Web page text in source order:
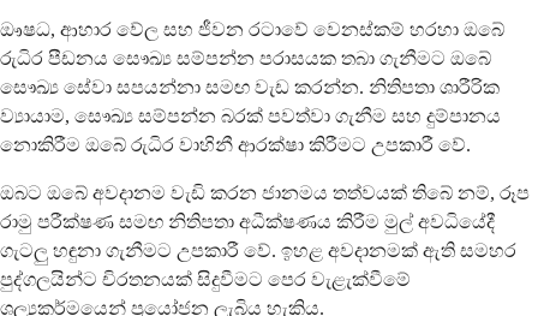
ඖෂධ, ආහාර වේල සහ ජීවන රටාවේ වෙනස්කම් හරහා ඔබේ
රුධිර පීඩනය සෞඛ්‍ය සම්පන්න පරාසයක තබා ගැනීමට ඔබේ
සෞඛ්‍ය සේවා සපයන්නා සමඟ වැඩ කරන්න. නිතිපතා ශාරීරික
ව්‍යායාම, සෞඛ්‍ය සම්පන්න බරක් පවත්වා ගැනීම සහ දුම්පානය
නොකිරීම ඔබේ රුධිර වාහිනී ආරක්ෂා කිරීමට උපකාරී වේ.
ඔබට ඔබේ අවදානම වැඩි කරන ජානමය තත්වයක් තිබේ නම්, රූප
රාමු පරීක්ෂණ සමඟ නිතිපතා අධීක්ෂණය කිරීම මුල් අවධියේදී
ගැටලු හඳුනා ගැනීමට උපකාරී වේ. ඉහළ අවදානමක් ඇති සමහර
පුද්ගලයින්ට චිරතනයක් සිදුවීමට පෙර වැළැක්වීමේ
ශල්‍යකර්මයෙන් ප්‍රයෝජන ලැබිය හැකිය.